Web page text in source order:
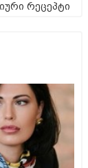
რეცეპტი